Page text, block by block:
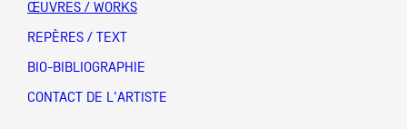
Équipe
ŒUVRES / WORKS
REPÈRES / TEXT
BIO-BIBLIOGRAPHIE
CONTACT DE L'ARTISTE